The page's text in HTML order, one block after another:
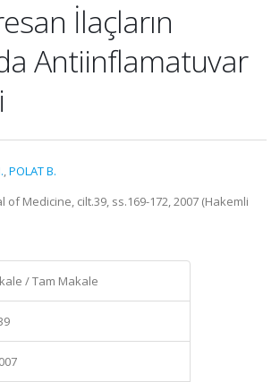
İlaçların
Antiinflamatuvar
,POLAT B.
of Medicine, cilt.39, ss.169-172, 2007 (Hakemli
/ Tam Makale